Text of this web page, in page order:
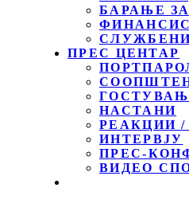
БАРАЊЕ
ПРЕС ЦЕНТАР
НАСТАНИ
РЕАКЦИИ
ИНТЕРВЈУ
ПРЕС-
ВИДЕО